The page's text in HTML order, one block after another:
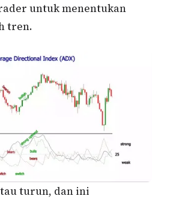
untuk menentukan
tren.
turun, dan ini